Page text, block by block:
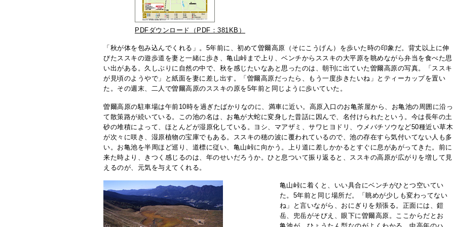
PDFダウンロード（PDF：381KB）
「秋が体を包み込んでくれる」。5年前に、初めて曽爾高原（そにこうげん）を歩いた時の印象だ。背丈以上に伸
びたススキの遊歩道を妻と一緒に歩き、亀山峠まで上り、ベンチからススキの大平原を眺めながら弁当を食べた思
い出がある。久しぶりに自然の中で、秋を感じたいなあと思ったのは、朝刊に出ていた曽爾高原の写真。「ススキ
が見頃のようやで」と紙面を妻に差し出す。「曽爾高原だったら、もう一度歩きたいね」とティーカップを置い
た。その週末、二人で曽爾高原のススキの原を5年前と同じように歩いていた。
曽爾高原の駐車場は午前10時を過ぎたばかりなのに、満車に近い。高原入口のお亀茶屋から、お亀池の周囲に沿っ
て散策路が続いている。この池の名は、お亀が大蛇に変身した昔話に因んで、名付けられたという。今は長年の土
砂の堆積によって、ほとんどが湿原化している。ヨシ、マアザミ、サワヒヨドリ、ウメバチソウなど50種近い草木
が次々に咲き、湿原植物の宝庫でもある。ススキの穂の波に覆われているので、池の存在すら気付いてない人も多
い。お亀池を半周ほど巡り、道標に従い、亀山峠に向かう。上り道に差しかかるとすぐに息があがってきた。前に
来た時より、きつく感じるのは、年のせいだろうか。ひと息ついて振り返ると、ススキの高原が広がりを増して見
えるのが、元気を与えてくれる。
亀山峠に着くと、いい具合にベンチがひとつ空いてい
た。5年前と同じ場所だ。「眺めが少しも変わってない
ね」と言いながら、おにぎりを頬張る。正面には、鎧
岳、兜岳がそびえ、眼下に曽爾高原。ここからだとお